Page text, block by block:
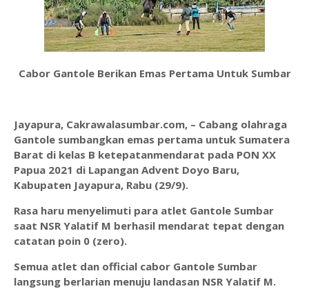
Cabor Gantole Berikan Emas Pertama Untuk Sumbar
Jayapura, Cakrawalasumbar.com, – Cabang olahraga
Gantole sumbangkan emas pertama untuk Sumatera
Barat di kelas B ketepatanmendarat pada PON XX
Papua 2021 di Lapangan Advent Doyo Baru,
Kabupaten Jayapura, Rabu (29/9).
Rasa haru menyelimuti para atlet Gantole Sumbar
saat NSR Yalatif M berhasil mendarat tepat dengan
catatan poin 0 (zero).
Semua atlet dan official cabor Gantole Sumbar
langsung berlarian menuju landasan NSR Yalatif M.